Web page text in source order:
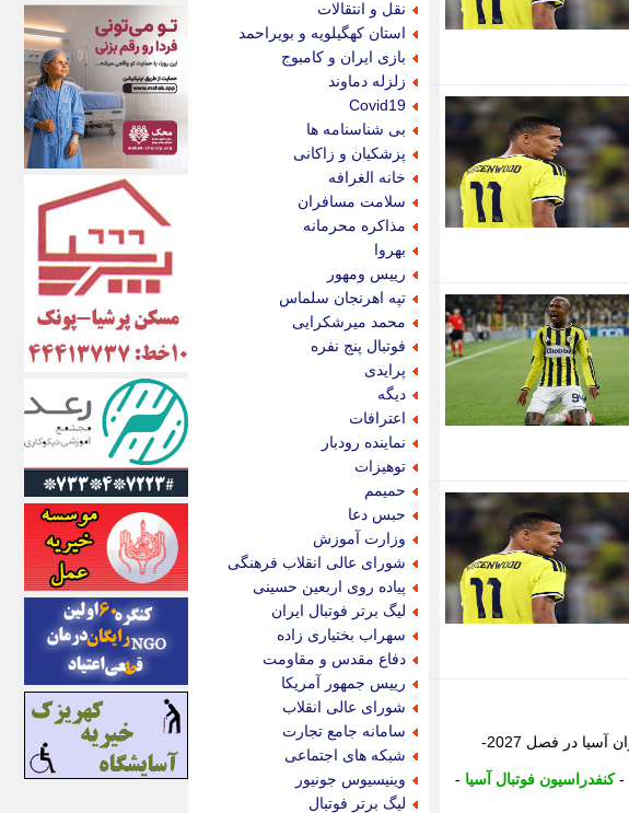
کنفدراسیون فوتبال آسیا (AFC) به طور رسمی برنامه مسابقات مرحله گروهی لیگ قهرمانان بانوان آسیا در فصل 2027-
-کنفدراسیون فوتبال آسیا -
نقل و انتقالات
استان کهگیلویه و بویراحمد
بازی ایران و کامبوج
زلزله دماوند
Covid19
بی شناسنامه ها
پزشکیان و زاکانی
خانه الغرافه
سلامت مسافران
مذاکره محرمانه
بهروا
رییس ومهور
تپه اهرنجان سلماس
محمد میرشکرایی
فوتبال پنج نفره
پرایدی
دیگه
اعترافات
نماینده رودبار
توهیزات
حمیمم
حبس دعا
وزارت آموزش
شورای عالی انقلاب فرهنگی
پیاده روی اربعین حسینی
لیگ برتر فوتبال ایران
سهراب بختیاری زاده
دفاع مقدس و مقاومت
رییس جمهور آمریکا
شورای عالی انقلاب
سامانه جامع تجارت
شبکه های اجتماعی
وینیسیوس جونیور
لیگ برتر فوتبال
اکوفارس
اکونگار
اکونیوز
الف
انتشار آنلاین
اندیشه قرن
اندیشه معاصر
اندیشه ها
انرژی پرس
ای استخدام
ایتنا
ایراف
ایران آرت
ایران آنلاین
ایران زندگی
ایران فوری
ایرانی روز
ایرانیتال
ایرنا
ایسکانیوز
ایسنا
ایکنا
ایلنا
اینتیتر
ایونا نیوز
بازتاب آنلاین
باشگاه خبرنگاران
باغستان نیوز
بامبوک
ببین و بخون
بدینسان
بنکر